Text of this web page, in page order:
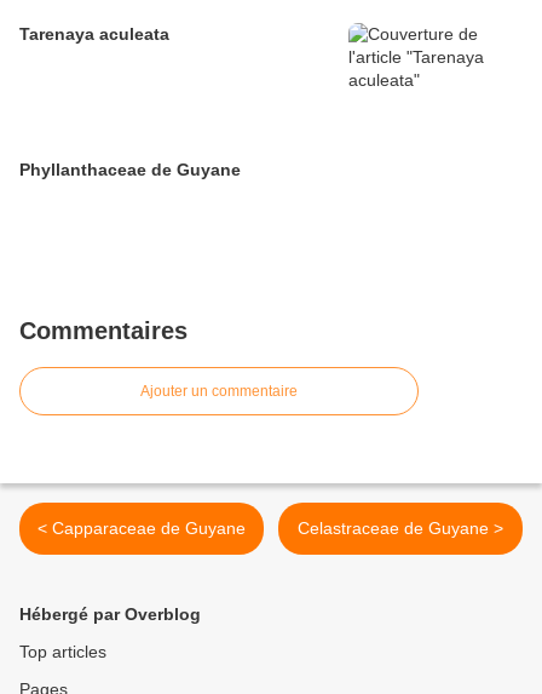
Tarenaya aculeata
Phyllanthaceae de Guyane
Commentaires
Ajouter un commentaire
< Capparaceae de Guyane Celastraceae de Guyane >
Hébergé par Overblog
Top articles
Pages